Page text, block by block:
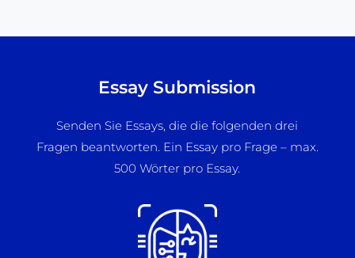
Essay Submission
Senden Sie Essays, die die folgenden drei
Fragen beantworten. Ein Essay pro Frage – max.
500 Wörter pro Essay.